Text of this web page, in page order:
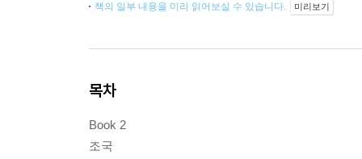
책의 일부 내용을 미리 읽어보실 수 있습니다. 미리보기
목차
Book 2
조국